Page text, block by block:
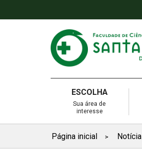
ESCOLHA
Sua área de
interesse
Página inicial > Notícia